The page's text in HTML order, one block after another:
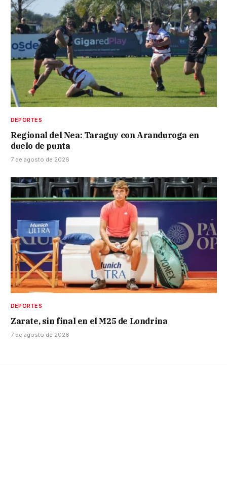
DEPORTES
Regional del Nea: Taraguy con Aranduroga en
duelo de punta
7 de agosto de 2026
DEPORTES
Zarate, sin final en el M25 de Londrina
7 de agosto de 2026